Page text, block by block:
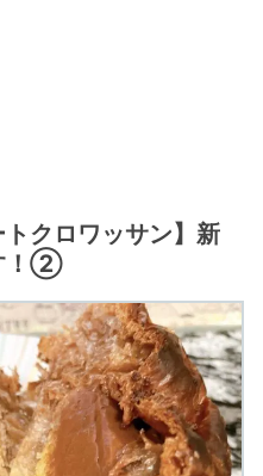
トクロワッサン】新
！②